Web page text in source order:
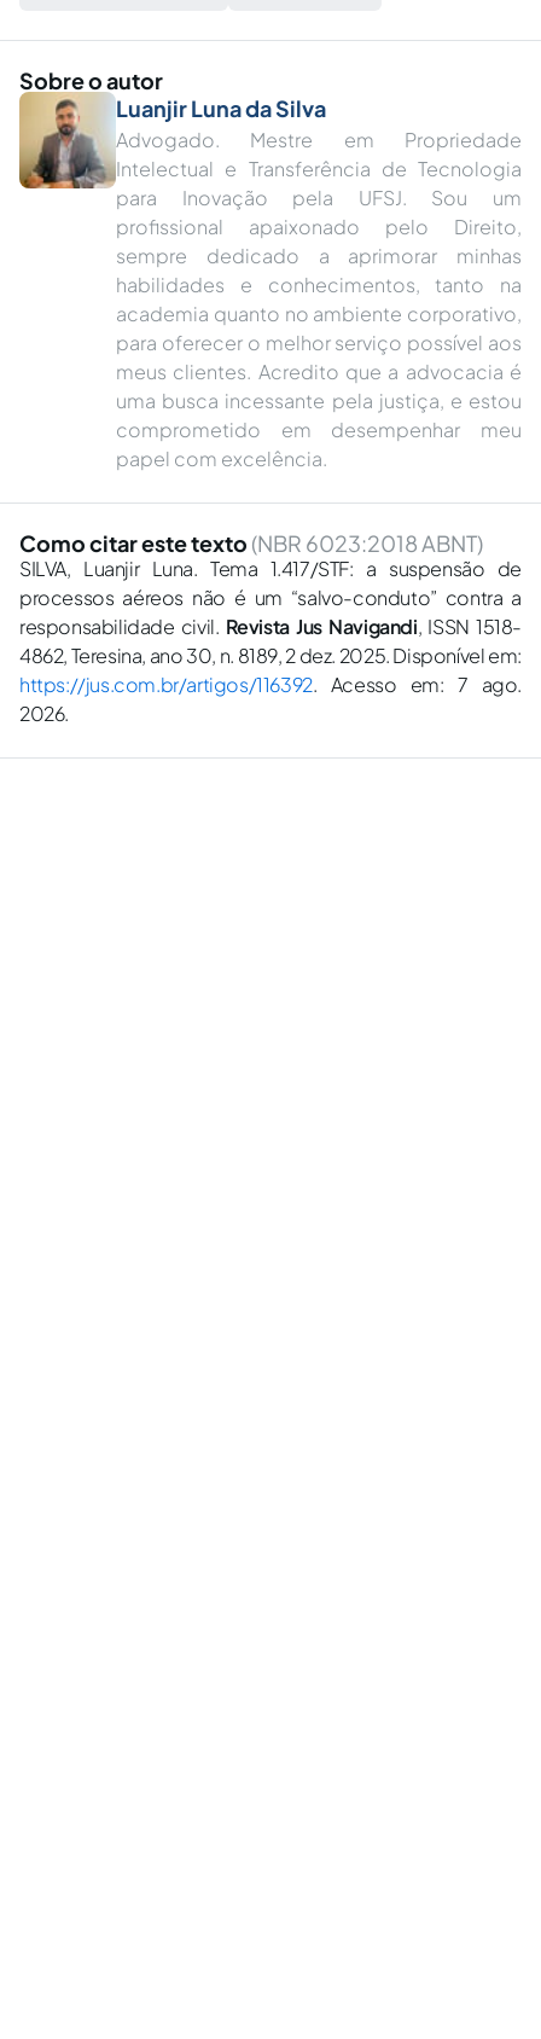
Sobre o autor
Luanjir Luna da Silva
Advogado. Mestre em Propriedade
Intelectual e Transferência de Tecnologia
para Inovação pela UFSJ. Sou um
profissional apaixonado pelo Direito,
sempre dedicado a aprimorar minhas
habilidades e conhecimentos, tanto na
academia quanto no ambiente corporativo,
para oferecer o melhor serviço possível aos
meus clientes. Acredito que a advocacia é
uma busca incessante pela justiça, e estou
comprometido em desempenhar meu
papel com excelência.
Como citar este texto (NBR 6023:2018 ABNT)
SILVA, Luanjir Luna. Tema 1.417/STF: a suspensão de
processos aéreos não é um “salvo-conduto” contra a
responsabilidade civil. Revista Jus Navigandi, ISSN 1518-
4862, Teresina, ano 30, n. 8189, 2 dez. 2025. Disponível em:
https://jus.com.br/artigos/116392. Acesso em: 7 ago.
2026.